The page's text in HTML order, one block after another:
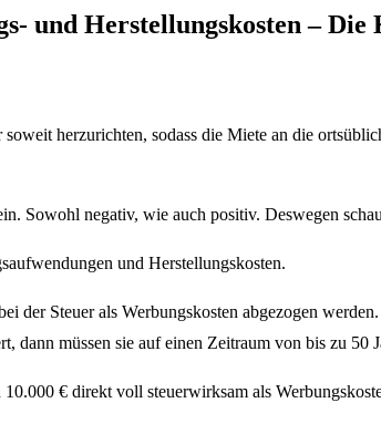
und Herstellungskosten –
herzurichten, sodass die Miete an die
Sowohl negativ, wie auch positiv. Deswegen
und Herstellungskosten.
der Steuer als Werbungskosten abgezogen
dann müssen sie auf einen Zeitraum von bis zu
€ direkt voll steuerwirksam als